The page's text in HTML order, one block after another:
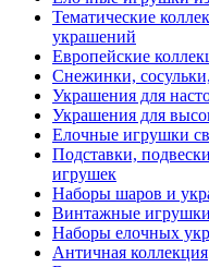
Тематические
украшений
Европейские
Снежинки,
Украшения для
Украшения для
Елочные игрушки
Подставки,
игрушек
Наборы шаров и
Винтажные
Наборы елочных
Античная коллекция